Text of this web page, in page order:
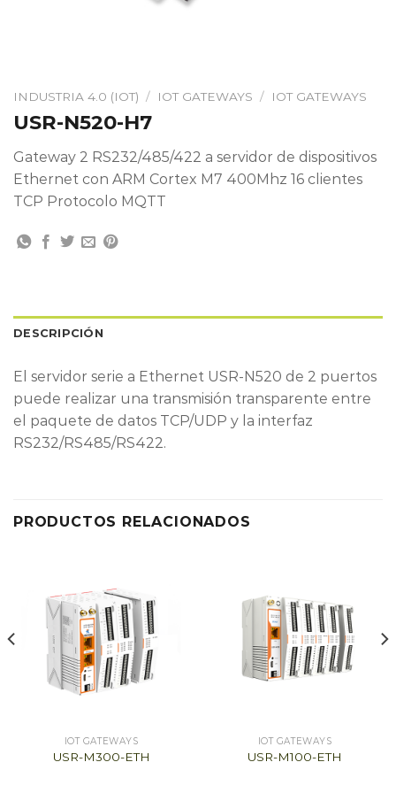
INDUSTRIA 4.0 (IOT) / IOT GATEWAYS / IOT GATEWAYS
USR-N520-H7
Gateway 2 RS232/485/422 a servidor de dispositivos
Ethernet con ARM Cortex M7 400Mhz 16 clientes
TCP Protocolo MQTT
DESCRIPCIÓN
El servidor serie a Ethernet USR-N520 de 2 puertos
puede realizar una transmisión transparente entre
el paquete de datos TCP/UDP y la interfaz
RS232/RS485/RS422.
PRODUCTOS RELACIONADOS
IOT GATEWAYS
USR-M300-ETH
IOT GATEWAYS
USR-M100-ETH